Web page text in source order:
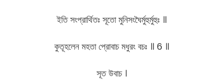
ইতি সংপ্রার্থিতঃ সূতো মুনিসংঘৈর্মুহুর্মুহুঃ ॥
কুতূহলেন মহতা প্রোবাচ মধুরং বচঃ ॥ 6 ॥
সূত উবাচ ।